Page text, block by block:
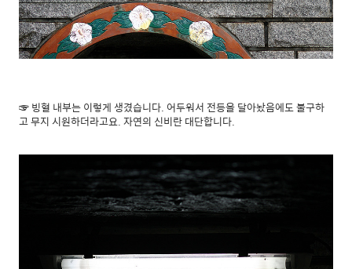
☞ 빙혈 내부는 이렇게 생겼습니다. 어두워서 전등을 달아놨음에도 불구하
고 무지 시원하더라고요. 자연의 신비란 대단합니다.